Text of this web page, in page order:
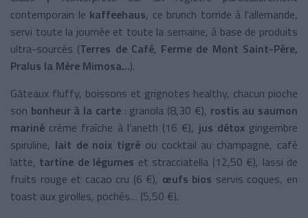
contemporain le kaffeehaus, ce brunch torride à l'allemande,
servi toute la journée et toute la semaine, à base de produits
ultra-sourcés (Terres de Café, Ferme de Mont Saint-Père,
Pralus la Mère Mimosa...).
Gâteaux fluffy, boissons et grignotes healthy, chacun pioche
son bonheur à la carte: granola (8,30 €), rostis au saumon
mariné crème fraîche à l’aneth (16 €), jus détoxgingembre
spiruline, lait de noix tigré ou cocktail au champagne, café
latte, tartine de légumes et stracciatella (12,50 €), lassi de
fruits rouge et cacao cru (6 €), œufs bios servis coques, en
toast aux girolles, pochés… (5,50 €).